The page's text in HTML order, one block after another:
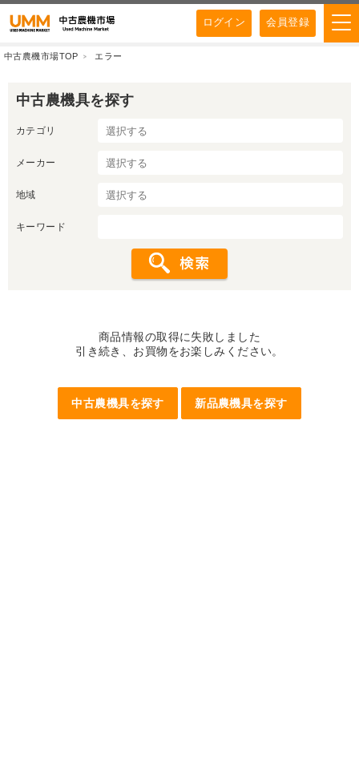
ログイン 会員登録
中古農機市場TOP エラー
中古農機具を探す
カテゴリ
メーカー
地域
キーワード
商品情報の取得に失敗しました
引き続き、お買物をお楽しみください。
中古農機具を探す 新品農機具を探す